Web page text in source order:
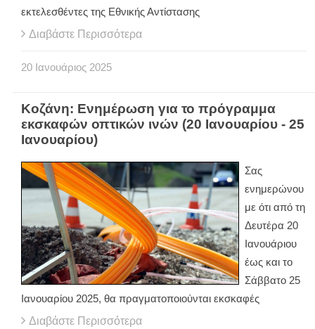
εκτελεσθέντες της Εθνικής Αντίστασης
Διαβάστε Περισσότερα
20 Ιανουάριος 2025
Κοζάνη: Ενημέρωση για το πρόγραμμα
εκσκαφών οπτικών ινών (20 Ιανουαρίου - 25
Ιανουαρίου)
Σας
ενημερώνου
με ότι από τη
Δευτέρα 20
Ιανουάριου
έως και το
Σάββατο 25
Ιανουαρίου 2025, θα πραγματοποιούνται εκσκαφές
Διαβάστε Περισσότερα